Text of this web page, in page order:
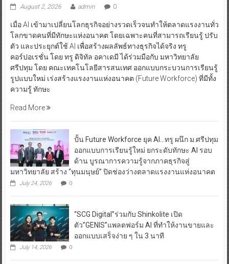
August 2, 2026 admin 0
เมื่อ AI เข้ามาเปลี่ยนโลกธุรกิจอย่างรวดเร็วจนทำให้ตลาดแรงงานทั่ว
โลกขาดคนที่มีทักษะแห่งอนาคต โดยเฉพาะคนที่สามารถเรียนรู้ ปรับ
ตัว และประยุกต์ใช้ AI เพื่อสร้างผลลัพธ์ทางธุรกิจได้จริง ทรู
คอร์ปอเรชั่น โดย ทรู ดิจิทัล อคาเดมี ได้ร่วมมือกับ มหาวิทยาลัย
ศรีปทุม โดย คณะเทคโนโลยีสารสนเทศ ออกแบบกระบวนการเรียนรู้
รูปแบบใหม่ เร่งสร้างแรงงานแห่งอนาคต (Future Workforce) ที่มีทั้ง
ความรู้ ทักษะ
Read More
ปั้น Future Workforce ยุค AI…ทรู ผนึก ม.ศรีปทุม
ออกแบบการเรียนรู้ใหม่ ยกระดับทักษะ AI รอบ
ด้าน บูรณาการความรู้จากภาคธุรกิจสู่
มหาวิทยาลัย สร้าง “ทุนมนุษย์” ปิดช่องว่างตลาดแรงงานแห่งอนาคต
July 24, 2026 0
“SCG Digital”ร่วมกับ Shinkolite เปิด
ตัว”GENIS”แพลตฟอร์ม AI ที่ทำให้งานขายและ
ออกแบบเสร็จง่าย ๆ ใน 3 นาที
July 14, 2026 0